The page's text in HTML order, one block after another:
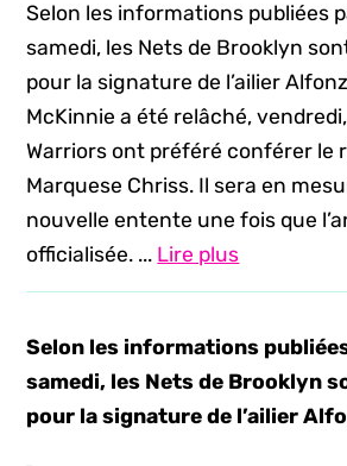
Selon les informations publiées
samedi, les Nets de Brooklyn
pour la signature de l’ailier
McKinnie a été relâché,
Warriors ont préféré conférer le
Marquese Chriss. Il sera en
nouvelle entente une fois que
officialisée. ... Lire plus
Selon les informations
samedi, les Nets de Brooklyn
pour la signature de l’ailier